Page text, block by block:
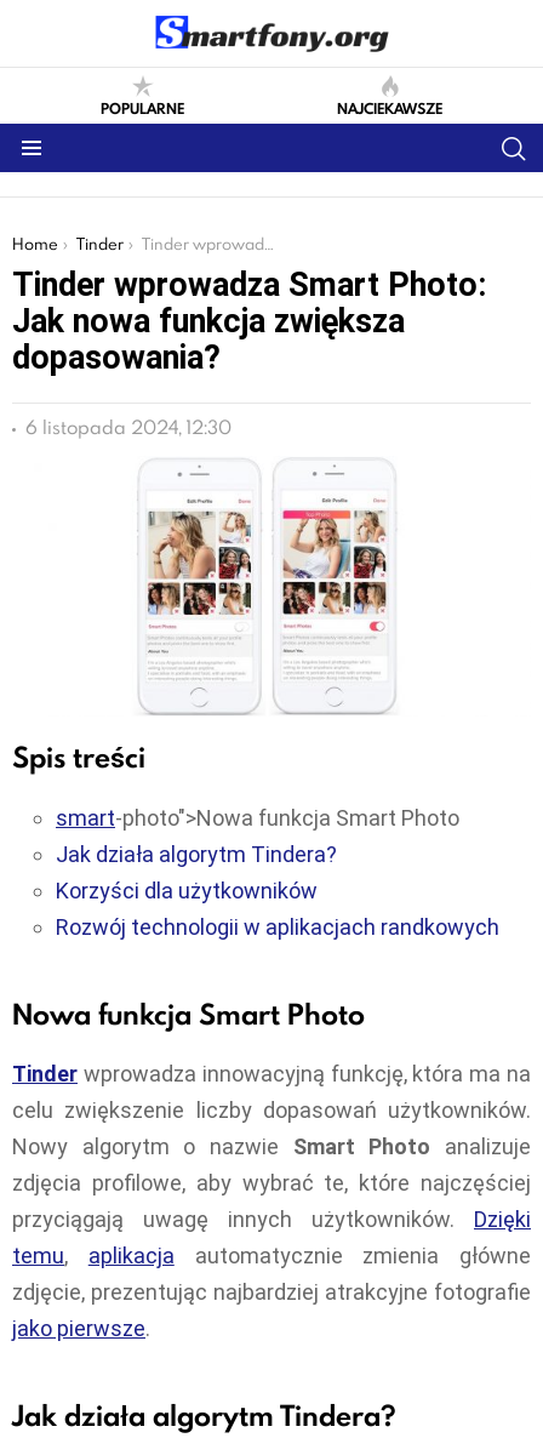
POPULARNE NAJCIEKAWSZE
You are here:
Home Tinder Tinder wprowadza Smart Photo: Jak nowa funkcja zwiększa dopasowania?
Tinder wprowadza Smart Photo:
Jak nowa funkcja zwiększa
dopasowania?
6 listopada 2024, 12:30
Spis treści
smart-photo">Nowa funkcja Smart Photo
Jak działa algorytm Tindera?
Korzyści dla użytkowników
Rozwój technologii w aplikacjach randkowych
Nowa funkcja Smart Photo
Tinder wprowadza innowacyjną funkcję, która ma na
celu zwiększenie liczby dopasowań użytkowników.
Nowy algorytm o nazwie Smart Photo analizuje
zdjęcia profilowe, aby wybrać te, które najczęściej
przyciągają uwagę innych użytkowników. Dzięki
temu, aplikacja automatycznie zmienia główne
zdjęcie, prezentując najbardziej atrakcyjne fotografie
jako pierwsze.
Jak działa algorytm Tindera?